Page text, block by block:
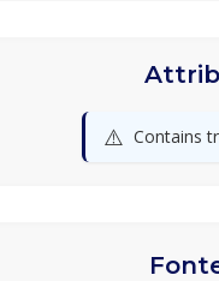
⚠️ Contains